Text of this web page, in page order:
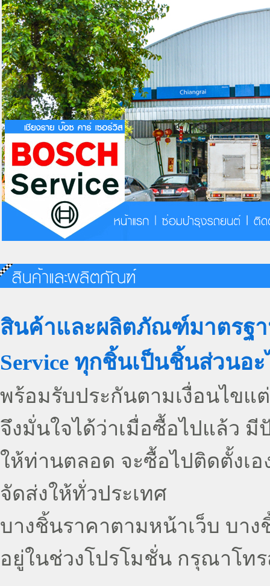
สินค้าและผลิตภัณฑ์มาตรฐา
Service ทุกชิ้นเป็นชิ้นส่วนอ
พร้อมรับประกันตามเงื่อนไขแ
จึงมั่นใจได้ว่าเมื่อซื้อไปแล้ว
ให้ท่านตลอด จะซื้อไปติดตั้งเ
จัดส่งให้ทั่วประเทศ
บางชิ้นราคาตามหน้าเว็บ บา
อยู่ในช่วงโปรโมชั่น กรุณาโท